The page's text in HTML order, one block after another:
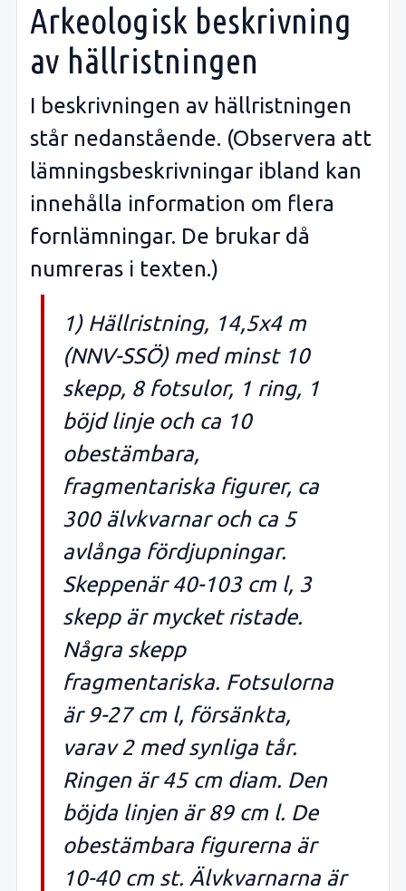
Arkeologisk beskrivning
av hällristningen
I beskrivningen av hällristningen
står nedanstående. (Observera att
lämningsbeskrivningar ibland kan
innehålla information om flera
fornlämningar. De brukar då
numreras i texten.)
1) Hällristning, 14,5x4 m
(NNV-SSÖ) med minst 10
skepp, 8 fotsulor, 1 ring, 1
böjd linje och ca 10
obestämbara,
fragmentariska figurer, ca
300 älvkvarnar och ca 5
avlånga fördjupningar.
Skeppenär 40-103 cm l, 3
skepp är mycket ristade.
Några skepp
fragmentariska. Fotsulorna
är 9-27 cm l, försänkta,
varav 2 med synliga tår.
Ringen är 45 cm diam. Den
böjda linjen är 89 cm l. De
obestämbara figurerna är
10-40 cm st. Älvkvarnarna är